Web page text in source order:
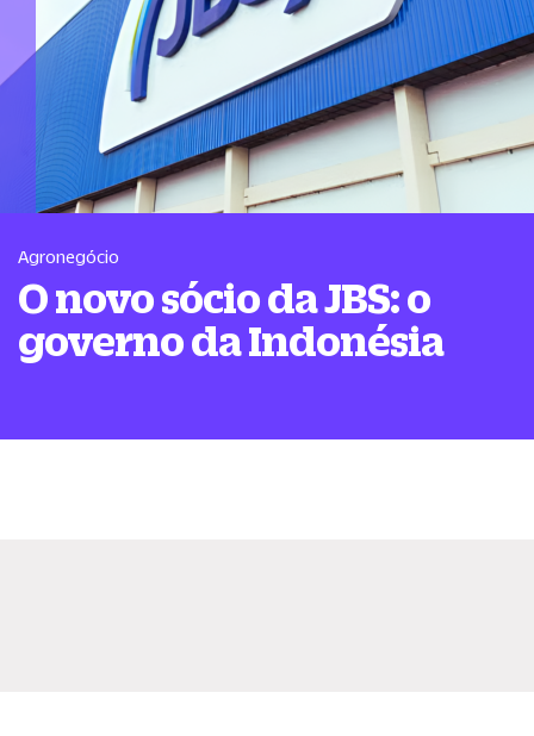
Agronegócio
O novo sócio da JBS: o
governo da Indonésia